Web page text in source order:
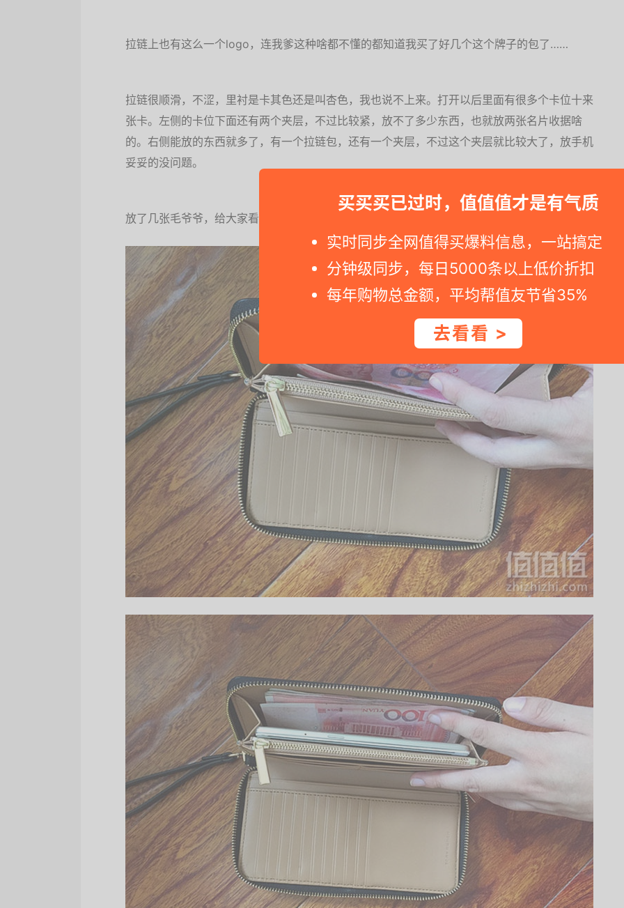
买买买已过时，值值值才是有气质
实时同步全网值得买爆料信息，一站搞定
分钟级同步，每日5000条以上低价折扣
每年购物总金额，平均帮值友节省35%
去看看 >
拉链上也有这么一个logo，连我爹这种啥都不懂的都知道我买了好几个这个牌子的包了……
拉链很顺滑，不涩，里衬是卡其色还是叫杏色，我也说不上来。打开以后里面有很多个卡位十来
张卡。左侧的卡位下面还有两个夹层，不过比较紧，放不了多少东西，也就放两张名片收据啥
的。右侧能放的东西就多了，有一个拉链包，还有一个夹层，不过这个夹层就比较大了，放手机
妥妥的没问题。
放了几张毛爷爷，给大家看一下大小。